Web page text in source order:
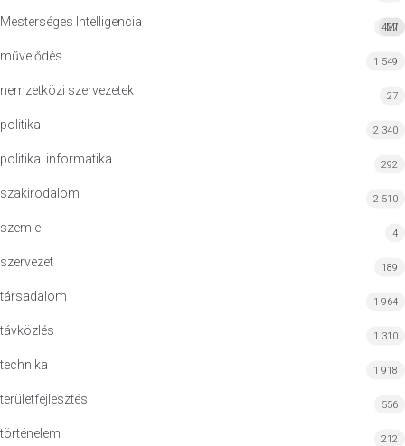
Mesterséges Intelligencia MI
427
művelődés 1 549
nemzetközi szervezetek 27
politika 2 340
politikai informatika 292
szakirodalom 2 510
szemle 4
szervezet 189
társadalom 1 964
távközlés 1 310
technika 1 918
területfejlesztés 556
történelem 212